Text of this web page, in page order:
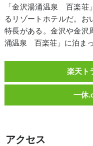
「金沢湯涌温泉 百楽荘
るリゾートホテルだ。お
特長がある。金沢や金沢
涌温泉 百楽荘」に泊まっ
楽天ト
一休
アクセス